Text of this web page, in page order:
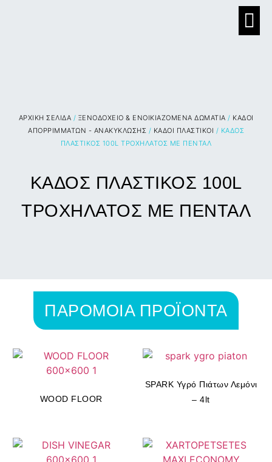
ΑΡΧΙΚΉ ΣΕΛΊΔΑ / ΞΕΝΟΔΟΧΕΙΟ & ΕΝΟΙΚΙΑΖΟΜΕΝΑ ΔΩΜΑΤΙΑ / ΚΑΔΟΙ
ΑΠΟΡΡΙΜΜΑΤΩΝ - ΑΝΑΚΥΚΛΩΣΗΣ / ΚΑΔΟΙ ΠΛΑΣΤΙΚΟΙ / ΚΑΔΟΣ
ΠΛΑΣΤΙΚΟΣ 100L ΤΡΟΧΗΛΑΤΟΣ ΜΕ ΠΕΝΤΑΛ
ΚΑΔΟΣ ΠΛΑΣΤΙΚΟΣ 100L
ΤΡΟΧΗΛΑΤΟΣ ΜΕ ΠΕΝΤΑΛ
ΠΑΡΟΜΟΙΑ ΠΡΟΪΟΝΤΑ
WOOD FLOOR
SPARK Υγρό Πιάτων Λεμόνι
– 4lt